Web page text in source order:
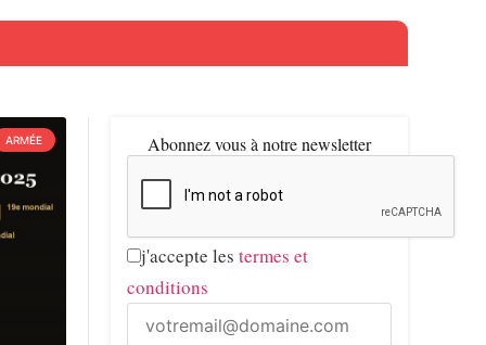
ARMÉE Abonnez vous à notre newsletter
j'accepte les termes et
conditions